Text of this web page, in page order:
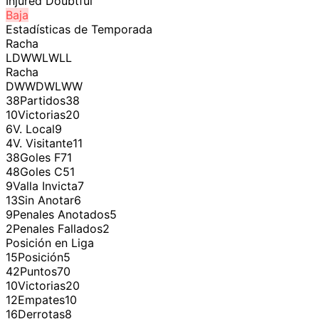
Baja
Estadísticas de Temporada
Racha
LDWWLWLL
Racha
DWWDWLWW
38Partidos38
10Victorias20
6V. Local9
4V. Visitante11
38Goles F71
48Goles C51
9Valla Invicta7
13Sin Anotar6
9Penales Anotados5
2Penales Fallados2
Posición en Liga
15Posición5
42Puntos70
10Victorias20
12Empates10
16Derrotas8